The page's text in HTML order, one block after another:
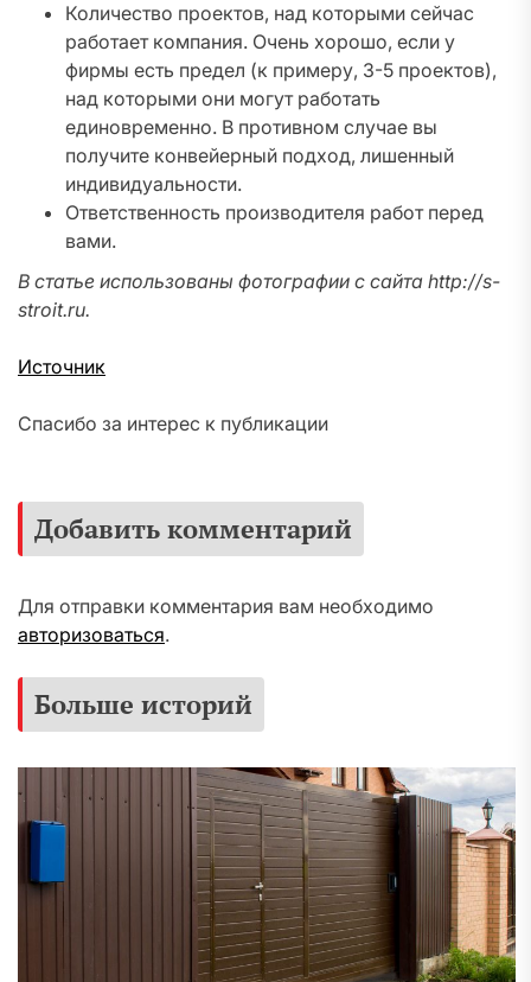
Количество проектов, над которыми сейчас
работает компания. Очень хорошо, если у
фирмы есть предел (к примеру, 3-5 проектов),
над которыми они могут работать
единовременно. В противном случае вы
получите конвейерный подход, лишенный
индивидуальности.
Ответственность производителя работ перед
вами.
В статье использованы фотографии с сайта http://s-
stroit.ru.
Источник
Спасибо за интерес к публикации
Добавить комментарий
Для отправки комментария вам необходимо
авторизоваться.
Больше историй